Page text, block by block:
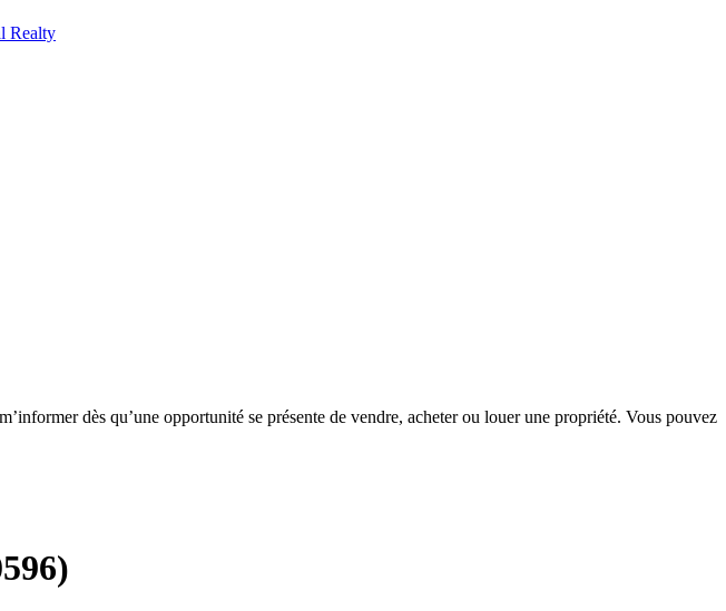
dès qu’une opportunité se présente de vendre, acheter ou louer une propriété. Vous pouvez